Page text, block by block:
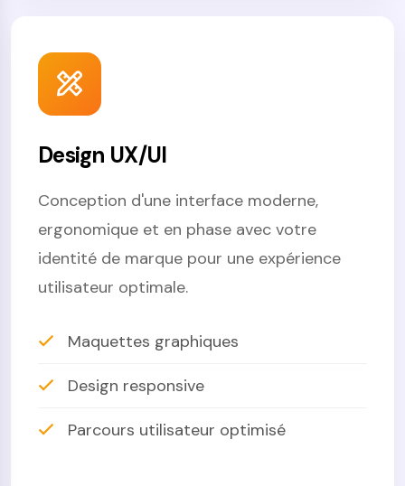
Design UX/UI
Conception d'une interface moderne,
ergonomique et en phase avec votre
identité de marque pour une expérience
utilisateur optimale.
Maquettes graphiques
Design responsive
Parcours utilisateur optimisé